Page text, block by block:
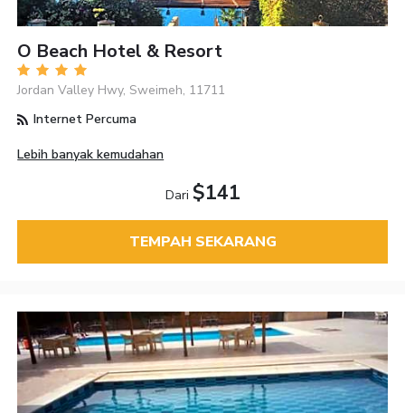
O Beach Hotel & Resort
Jordan Valley Hwy, Sweimeh, 11711
Internet Percuma
Lebih banyak kemudahan
Dari $141
TEMPAH SEKARANG